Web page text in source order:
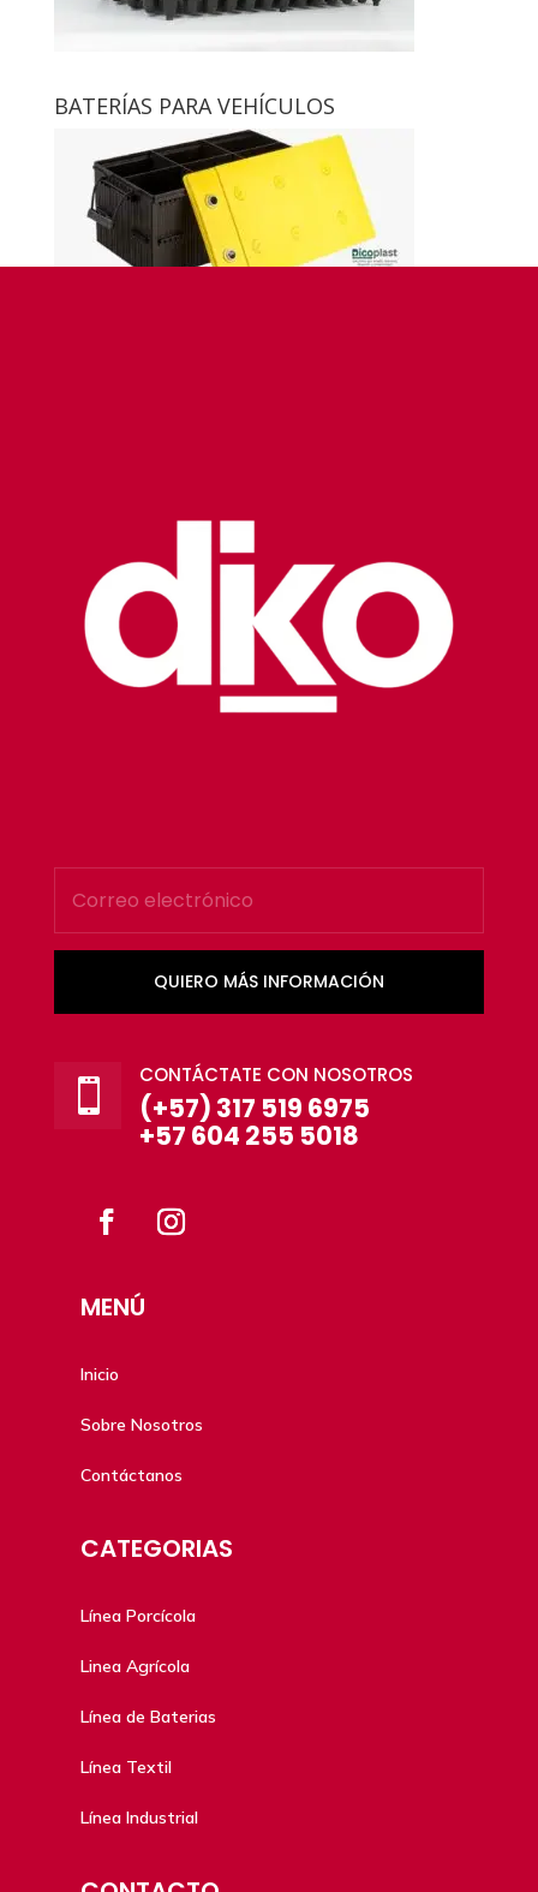
BATERÍAS PARA VEHÍCULOS
QUIERO MÁS INFORMACIÓN

CONTÁCTATE CON NOSOTROS
(+57) 317 519 6975
+57 604 255 5018
MENÚ
Inicio
Sobre Nosotros
Contáctanos
CATEGORIAS
Línea Porcícola
Linea Agrícola
Línea de Baterias
Línea Textil
Línea Industrial